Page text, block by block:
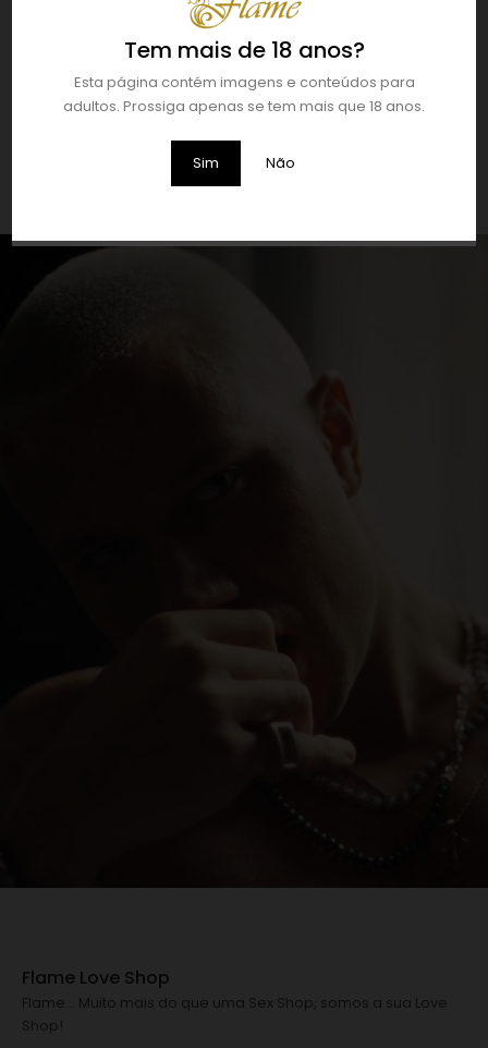
Tem mais de 18 anos?
Esta página contém imagens e conteúdos para
adultos. Prossiga apenas se tem mais que 18 anos.
Sim Não
PERFUME COM FEROMONAS MIAMI SPICY MULHER | 30 ML
ADICIONAR
Flame Love Shop
Flame… Muito mais do que uma Sex Shop, somos a sua Love
Shop!